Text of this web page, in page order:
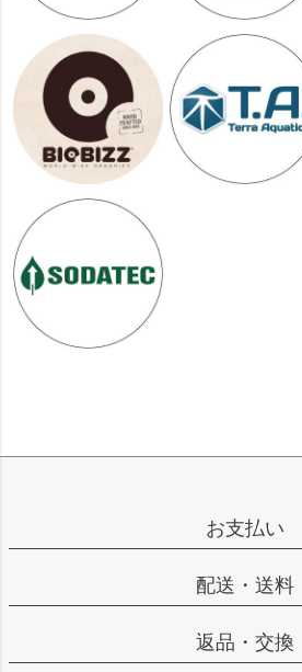
お支払い
配送・送料
返品・交換